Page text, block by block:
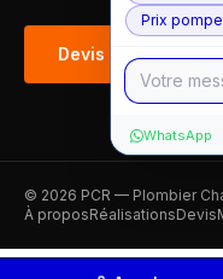
Devis gratuit
© 2026 PCR — Plombier
À proposRéalisationsDevis
Prix
WhatsApp